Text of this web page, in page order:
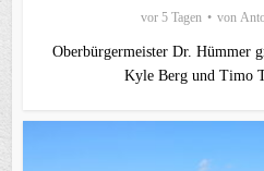
vor 5 Tagen von
Oberbürgermeister Dr. Hümmer
Kyle Berg und Timo